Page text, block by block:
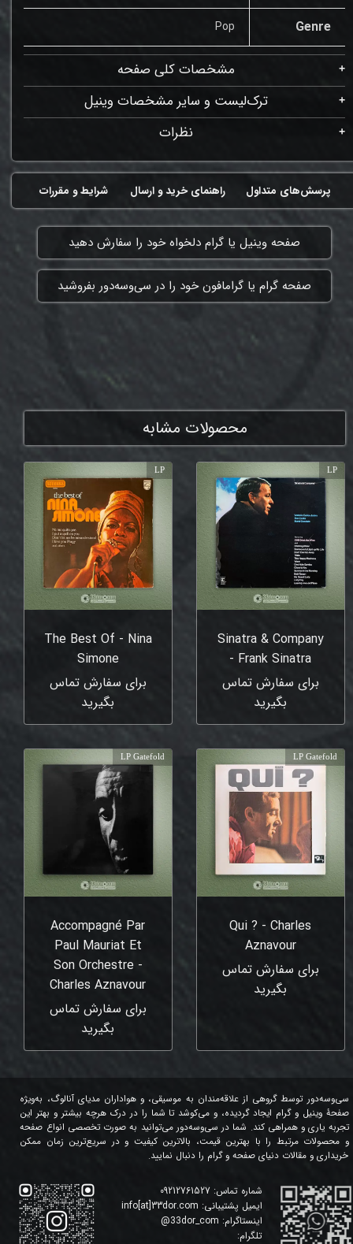
Genre
Pop
مشخصات کلی صفحه
ترک‌لیست و سایر مشخصات وینیل
نظرات
شرایط و مقررات راهنمای خرید و ارسال پرسش‌های متداول
​صفحه وینیل یا گرام دلخواه خود را سفارش دهید
​صفحه گرام یا گرامافون خود را در سی‌وسه‌دور بفروشید
محصولات مشابه
Sinatra & Company
- Frank Sinatra
برای سفارش تماس
بگیرید
LP
The Best Of - Nina
Simone
برای سفارش تماس
بگیرید
LP
Qui ? - Charles
Aznavour
برای سفارش تماس
بگیرید
LP Gatefold
Accompagné Par
Paul Mauriat Et
Son Orchestre -
Charles Aznavour
برای سفارش تماس
بگیرید
LP Gatefold
شماره تماس:
ایمیل پشتیبانی: info[at]33dor.com
اینستاگرام: 33dor_com
@
تلگرام:
سی‌وسه‌دور توسط گروهی از علاقه‌مندان به موسیقی، و هواداران مدیای آنالوگ، به‌ویژه
صفحۀ وینیل و گرام ایجاد گردیده، و می‌کوشد تا شما را در درک هرچه بیشتر و بهتر این
تجربه یاری و همراهی کند. شما در سی‌وسه‌دور می‌توانید به صورت تخصصی انواع صفحه
و محصولات مرتبط را با بهترین قیمت، بالاترین کیفیت و در سریع‌ترین زمان ممکن
خریداری و مقالات دنیای صفحه و گرام را دنبال نمایید.